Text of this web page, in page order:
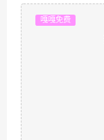
嘎嘎免费